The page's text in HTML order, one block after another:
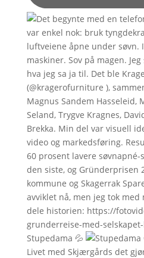
Stupedama 💦
Livet med Skjærgårds det